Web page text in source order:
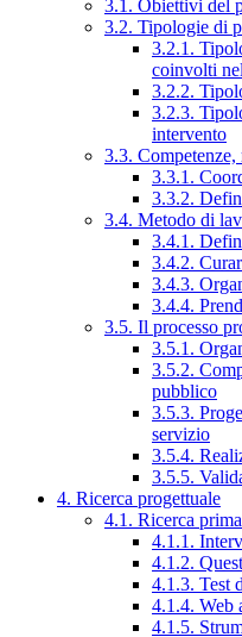
3.1. Obiettivi del
3.2. Tipologie di
3.2.1.
coinvolti
3.2.2.
3.2.3.
intervento
3.3.
3.3.1.
3.3.2.
3.4. Metodo di
3.4.1.
3.4.2.
3.4.3.
3.4.4.
3.5. Il processo
3.5.1.
3.5.2.
pubblico
3.5.3.
servizio
3.5.4.
3.5.5.
4. Ricerca progettuale
4.1. Ricerca
4.1.1.
4.1.2.
4.1.3. Test
4.1.4. Web
4.1.5.